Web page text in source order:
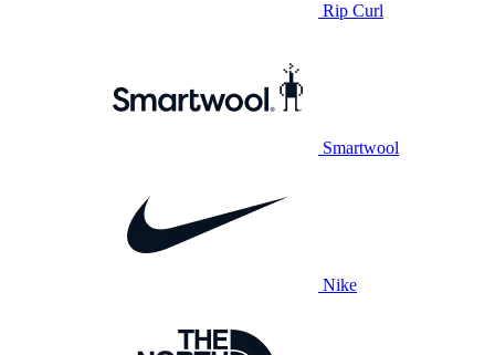
Rip Curl
Smartwool
Nike